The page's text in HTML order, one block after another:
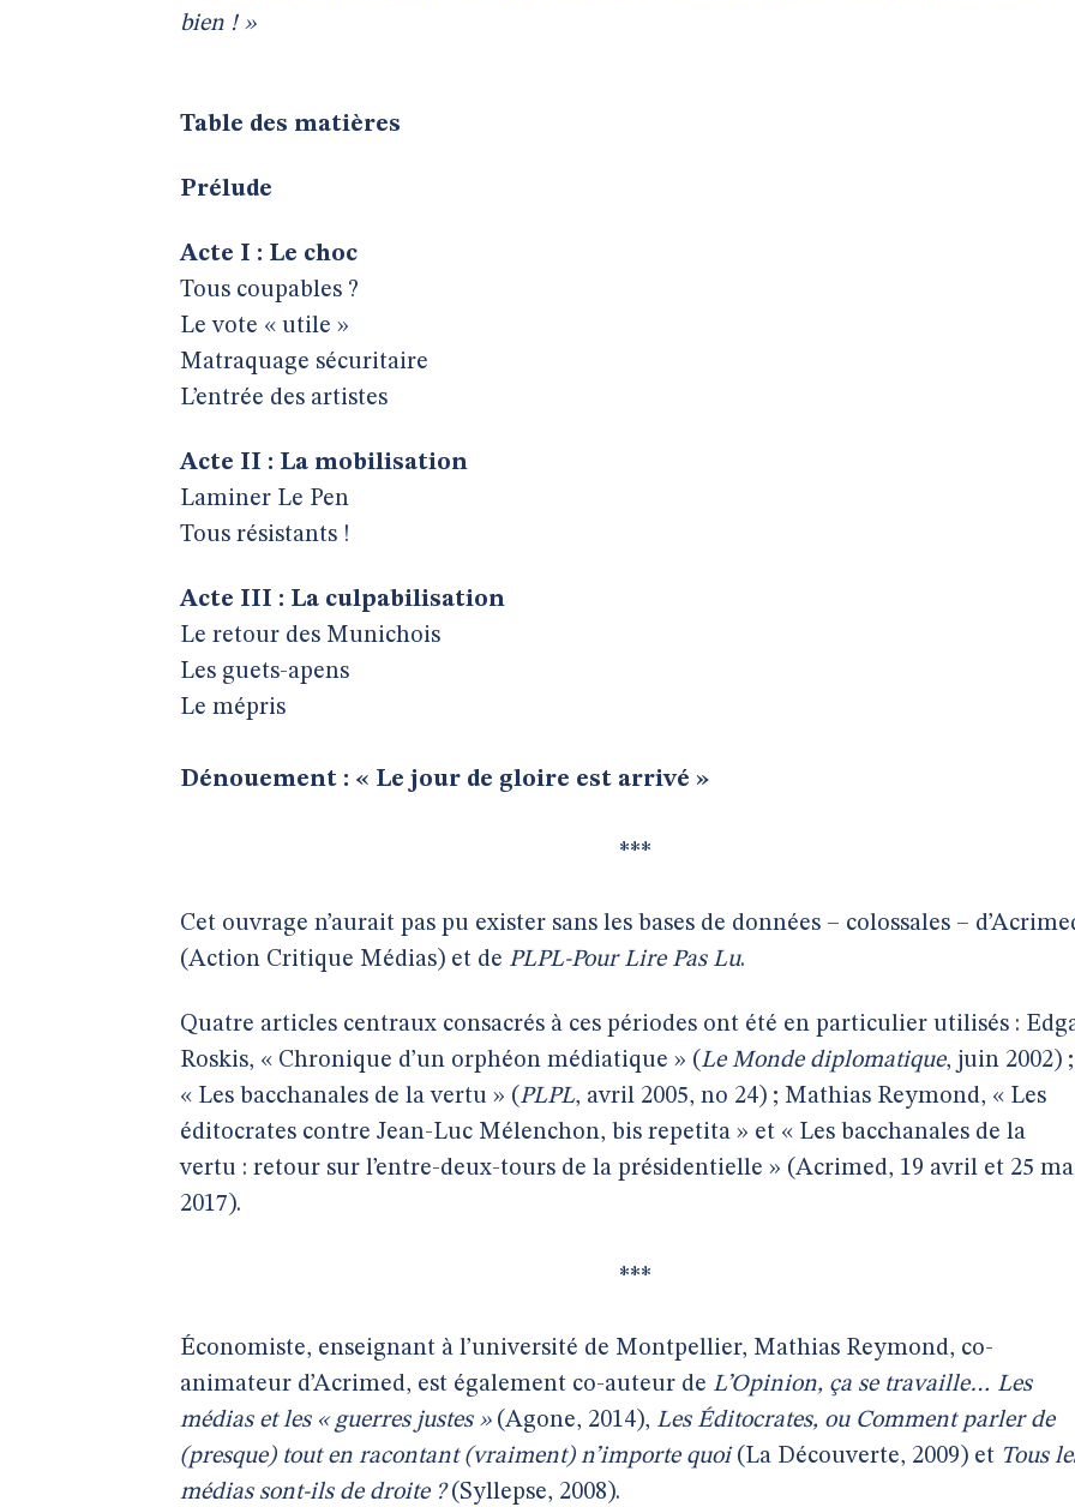
bien ! »
Table des matières
Prélude
Acte I : Le choc
Tous coupables ?
Le vote « utile »
Matraquage sécuritaire
L’entrée des artistes
Acte II : La mobilisation
Laminer Le Pen
Tous résistants !
Acte III : La culpabilisation
Le retour des Munichois
Les guets-apens
Le mépris
Dénouement : « Le jour de gloire est arrivé »
***
Cet ouvrage n’aurait pas pu exister sans les bases de données – colossales –
(Action Critique Médias) et de PLPL-Pour Lire Pas Lu.
Quatre articles centraux consacrés à ces périodes ont été en particulier utilisés :
Roskis, « Chronique d’un orphéon médiatique » (Le Monde diplomatique, juin 2002) ;
« Les bacchanales de la vertu » (PLPL, avril 2005, no 24) ; Mathias Reymond, « Les
éditocrates contre Jean-Luc Mélenchon, bis repetita » et « Les bacchanales de la
vertu : retour sur l’entre-deux-tours de la présidentielle » (Acrimed, 19 avril et 25
2017).
***
Économiste, enseignant à l’université de Montpellier, Mathias Reymond, co-
animateur d’Acrimed, est également co-auteur de L’Opinion, ça se travaille… Les
médias et les « guerres justes »(Agone, 2014), Les Éditocrates, ou Comment parler de
(presque) tout en racontant (vraiment) n’importe quoi(La Découverte, 2009) et Tous
médias sont-ils de droite ?(Syllepse, 2008).